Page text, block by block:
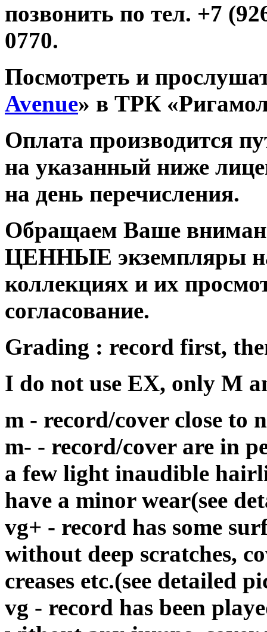
позвонить по тел. +7
0770.
Посмотреть и
Avenue» в ТРК
Оплата производится
на указанный ниже
на день перечисления.
Обращаем Ваше
ЦЕННЫЕ экземпляры
коллекциях и их
согласование.
Grading : record first,
I do not use EX, only M
m - record/cover close
m- - record/cover are in
a few light inaudible
have a minor wear(see
vg+ - record has some
without deep scratches,
creases etc.(see detailed
vg - record has been